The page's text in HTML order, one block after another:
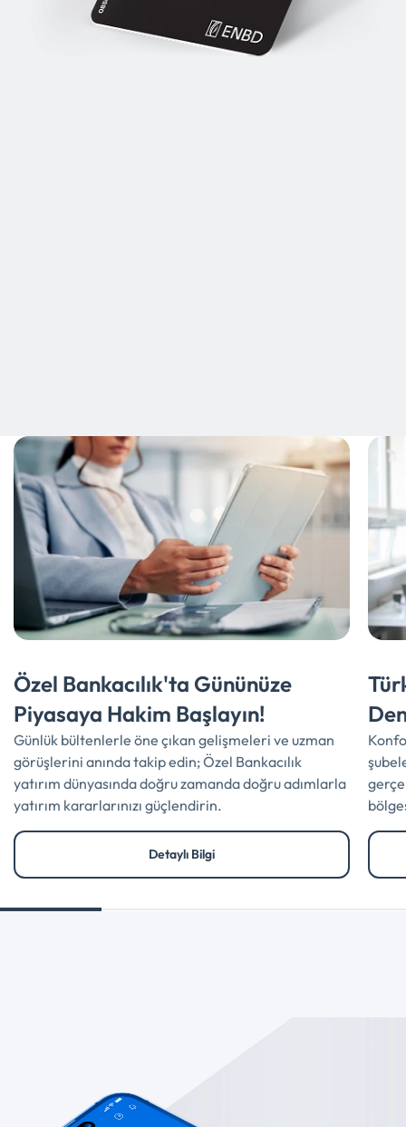
Özel Bankacılık'ta Gününüze
Piyasaya Hakim Başlayın!
Günlük bültenlerle öne çıkan gelişmeleri ve uzman
görüşlerini anında takip edin; Özel Bankacılık
yatırım dünyasında doğru zamanda doğru adımlarla
yatırım kararlarınızı güçlendirin.
Detaylı Bilgi